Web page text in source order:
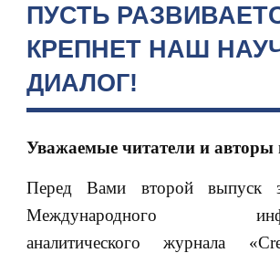
ПУСТЬ
КРЕПНЕТ НАШ
ДИАЛОГ!
Уважаемые читатели и авторы
Перед Вами второй выпуск
Международного
аналитического журнала